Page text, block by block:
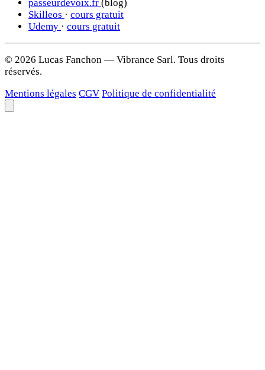
passeurdevoix.fr (blog)
Skilleos · cours gratuit
Udemy · cours gratuit
© 2026 Lucas Fanchon — Vibrance Sarl. Tous droits
réservés.
Mentions légales CGV Politique de confidentialité